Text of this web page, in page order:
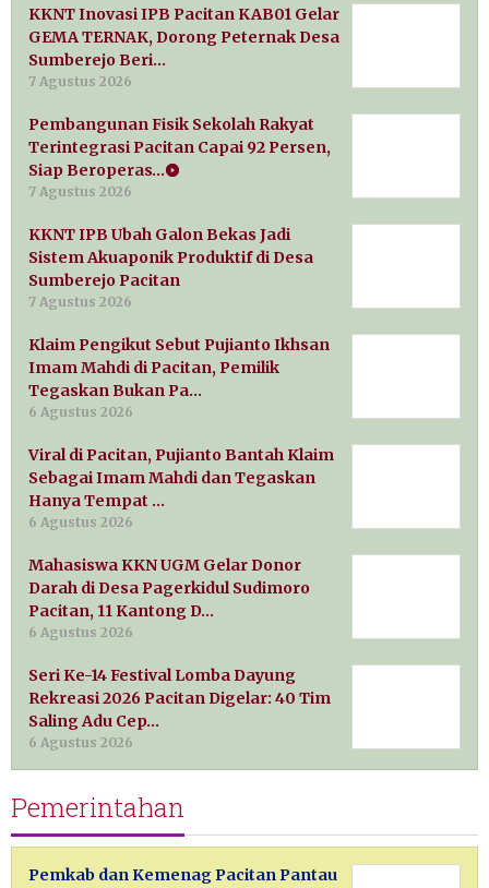
KKNT Inovasi IPB Pacitan KAB01 Gelar
GEMA TERNAK, Dorong Peternak Desa
Sumberejo Beri…
7 Agustus 2026
Pembangunan Fisik Sekolah Rakyat
Terintegrasi Pacitan Capai 92 Persen,
Siap Beroperas…
7 Agustus 2026
KKNT IPB Ubah Galon Bekas Jadi
Sistem Akuaponik Produktif di Desa
Sumberejo Pacitan
7 Agustus 2026
Klaim Pengikut Sebut Pujianto Ikhsan
Imam Mahdi di Pacitan, Pemilik
Tegaskan Bukan Pa…
6 Agustus 2026
Viral di Pacitan, Pujianto Bantah Klaim
Sebagai Imam Mahdi dan Tegaskan
Hanya Tempat …
6 Agustus 2026
Mahasiswa KKN UGM Gelar Donor
Darah di Desa Pagerkidul Sudimoro
Pacitan, 11 Kantong D…
6 Agustus 2026
Seri Ke-14 Festival Lomba Dayung
Rekreasi 2026 Pacitan Digelar: 40 Tim
Saling Adu Cep…
6 Agustus 2026
Pemerintahan
Pemkab dan Kemenag Pacitan Pantau